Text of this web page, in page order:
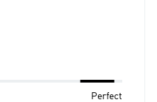
Perfect